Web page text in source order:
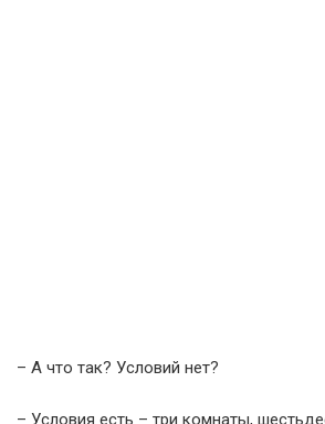
– А что так? Условий нет?
– Условия есть – три комнаты,